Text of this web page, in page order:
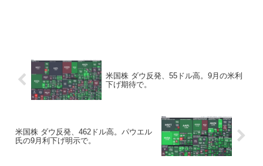
米国株 ダウ反発、55ドル高。9月の米利
下げ期待で。
米国株 ダウ反発、462ドル高。パウエル
氏の9月利下げ明示で。